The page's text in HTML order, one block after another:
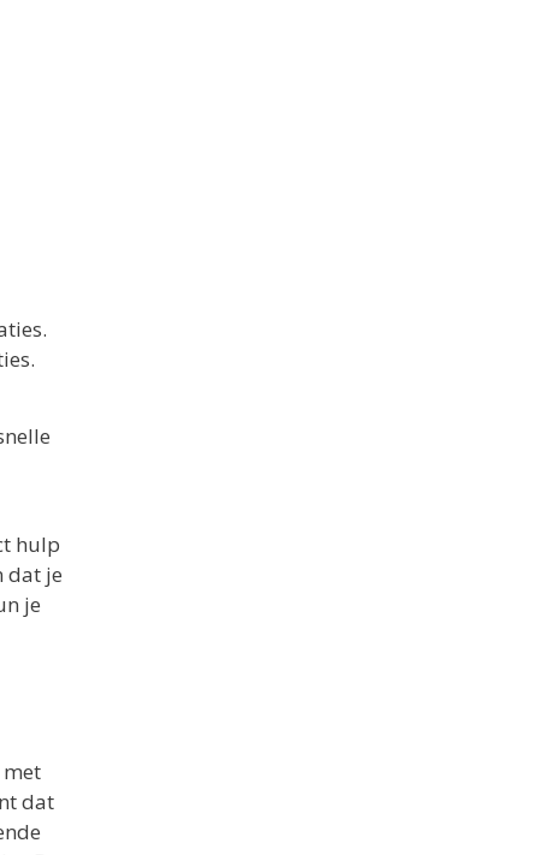
hulp
dat je
je
dat